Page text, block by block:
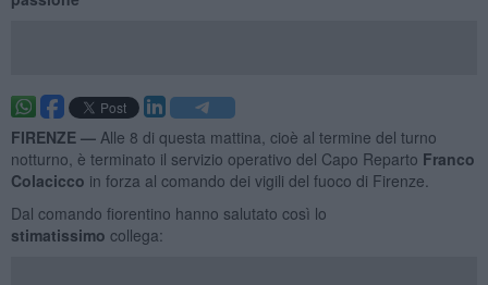
FIRENZE — Alle 8 di questa mattina, cioè al termine del turno
notturno, è terminato il servizio operativo del Capo Reparto Franco
Colacicco in forza al comando dei vigili del fuoco di Firenze.
Dal comando fiorentino hanno salutato così lo
stimatissimo collega: